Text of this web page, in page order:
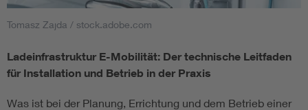
Tomasz Zajda / stock.adobe.com
Ladeinfrastruktur E-Mobilität: Der technische Leitfaden
für Installation und Betrieb in der Praxis
Was ist bei der Planung, Errichtung und dem Betrieb einer